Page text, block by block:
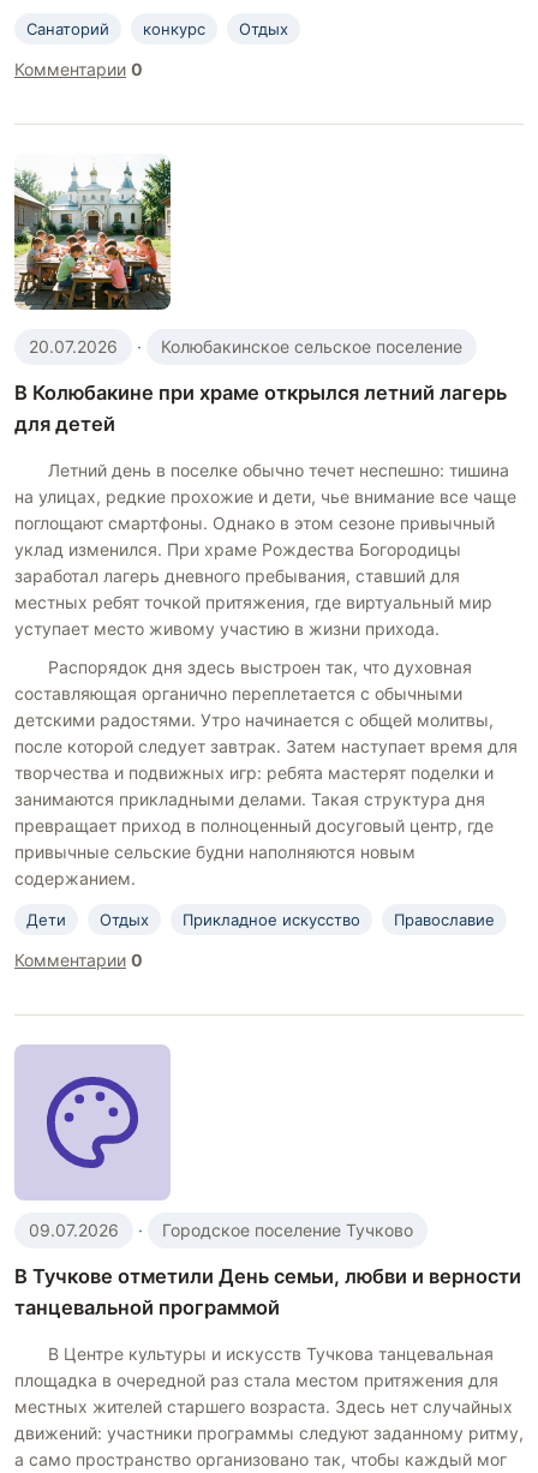
Санаторий конкурс Отдых
Комментарии 0
20.07.2026 · Колюбакинское сельское поселение
В Колюбакине при храме открылся летний лагерь
для детей
Летний день в поселке обычно течет неспешно: тишина
на улицах, редкие прохожие и дети, чье внимание все чаще
поглощают смартфоны. Однако в этом сезоне привычный
уклад изменился. При храме Рождества Богородицы
заработал лагерь дневного пребывания, ставший для
местных ребят точкой притяжения, где виртуальный мир
уступает место живому участию в жизни прихода.
Распорядок дня здесь выстроен так, что духовная
составляющая органично переплетается с обычными
детскими радостями. Утро начинается с общей молитвы,
после которой следует завтрак. Затем наступает время для
творчества и подвижных игр: ребята мастерят поделки и
занимаются прикладными делами. Такая структура дня
превращает приход в полноценный досуговый центр, где
привычные сельские будни наполняются новым
содержанием.
Дети Отдых Прикладное искусство Православие
Комментарии 0
09.07.2026 · Городское поселение Тучково
В Тучкове отметили День семьи, любви и верности
танцевальной программой
В Центре культуры и искусств Тучкова танцевальная
площадка в очередной раз стала местом притяжения для
местных жителей старшего возраста. Здесь нет случайных
движений: участники программы следуют заданному ритму,
а само пространство организовано так, чтобы каждый мог